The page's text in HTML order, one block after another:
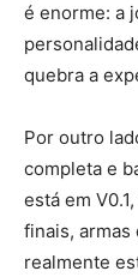
é enorme: a
quebra a
Por outro
completa e
está em
finais, armas
realmente